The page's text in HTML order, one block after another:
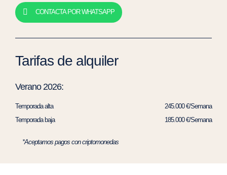
CONTACTA POR WHATSAPP
Tarifas de alquiler
Verano 2026:
Temporada alta
245.000 €/Semana
Temporada baja
185.000 €/Semana
*Aceptamos pagos con criptomonedas